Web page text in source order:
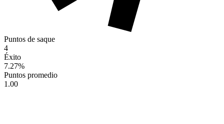
Puntos de saque
4
Éxito
7.27%
Puntos promedio
1.00